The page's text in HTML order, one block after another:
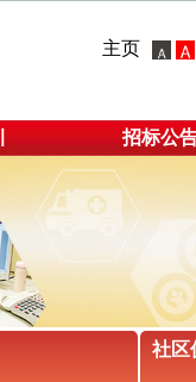
主页
招标公
社区